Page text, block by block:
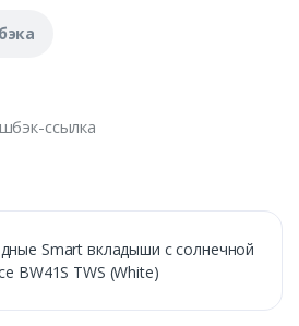
ссылка
Smart вкладыши с солнечной
BW41S TWS (White)